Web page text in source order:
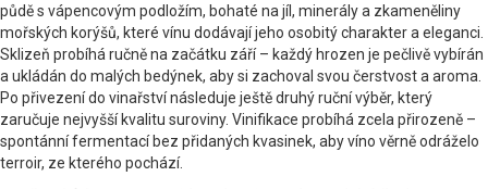
půdě s vápencovým podložím, bohaté na jíl, minerály a zkameněliny
mořských korýšů, které vínu dodávají jeho osobitý charakter a eleganci.
Sklizeň probíhá ručně na začátku září – každý hrozen je pečlivě vybírán
a ukládán do malých bedýnek, aby si zachoval svou čerstvost a aroma.
Po přivezení do vinařství následuje ještě druhý ruční výběr, který
zaručuje nejvyšší kvalitu suroviny. Vinifikace probíhá zcela přirozeně –
spontánní fermentací bez přidaných kvasinek, aby víno věrně odráželo
terroir, ze kterého pochází.